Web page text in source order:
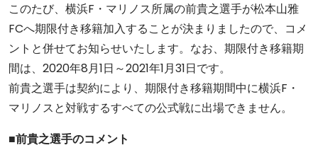
このたび、横浜F・マリノス所属の前貴之選手が松本山雅
FCへ期限付き移籍加入することが決まりましたので、コメ
ントと併せてお知らせいたします。なお、期限付き移籍期
間は、2020年8月1日～2021年1月31日です。
前貴之選手は契約により、期限付き移籍期間中に横浜F・
マリノスと対戦するすべての公式戦に出場できません。
■前貴之選手のコメント